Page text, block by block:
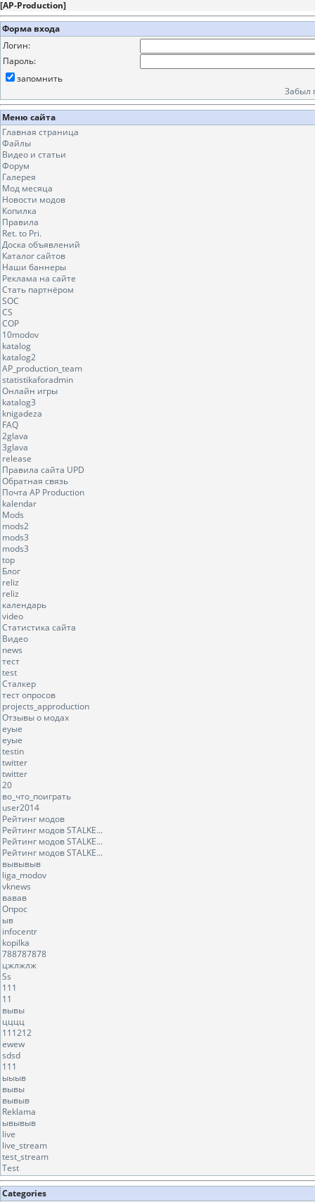
[AP-Production]
Форма входа
Логин:
Пароль:
запомнить
Забыл
Меню сайта
Главная страница
Файлы
Видео и статьи
Форум
Галерея
Мод месяца
Новости модов
Копилка
Правила
Ret. to Pri.
Доска объявлений
Каталог сайтов
Наши баннеры
Реклама на сайте
Стать партнёром
SOC
CS
COP
10modov
katalog
katalog2
AP_production_team
statistikaforadmin
Онлайн игры
katalog3
knigadeza
FAQ
2glava
3glava
release
Правила сайта UPD
Обратная связь
Почта AP Production
kalendar
Mods
mods2
mods3
mods3
top
Блог
reliz
reliz
календарь
video
Статистика сайта
Видео
news
тест
test
Сталкер
тест опросов
projects_approduction
Отзывы о модах
еуые
еуые
testin
twitter
twitter
20
во_что_поиграть
user2014
Рейтинг модов
Рейтинг модов STALKE...
Рейтинг модов STALKE...
Рейтинг модов STALKE...
вывывыв
liga_modov
vknews
вавав
Опрос
ыв
infocentr
kopilka
788787878
цжлжлж
Ss
111
11
вывы
цццц
111212
ewew
sdsd
111
ыыыв
вывы
вывыв
Reklama
ывывыв
live
live_stream
test_stream
Test
Categories